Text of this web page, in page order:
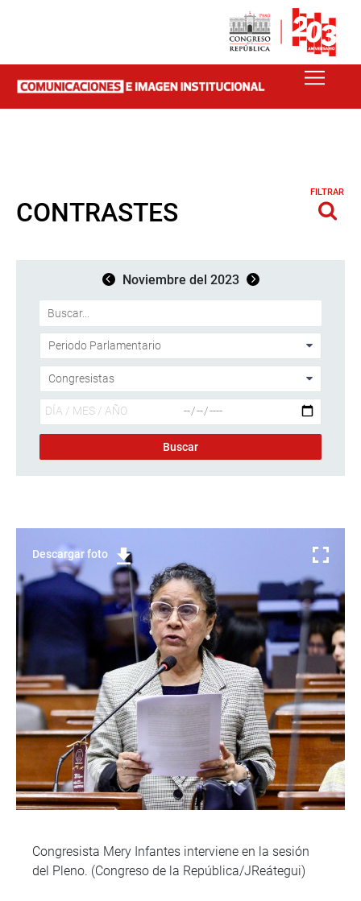
CONTRASTES
FILTRAR
Noviembre del 2023
Descargar foto
Congresista Mery Infantes interviene en la sesión
del Pleno. (Congreso de la República/JReátegui)